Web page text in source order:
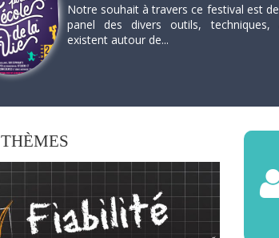
Notre souhait à travers ce festival est
panel des divers outils, techniques,
existent autour de...
THÈMES